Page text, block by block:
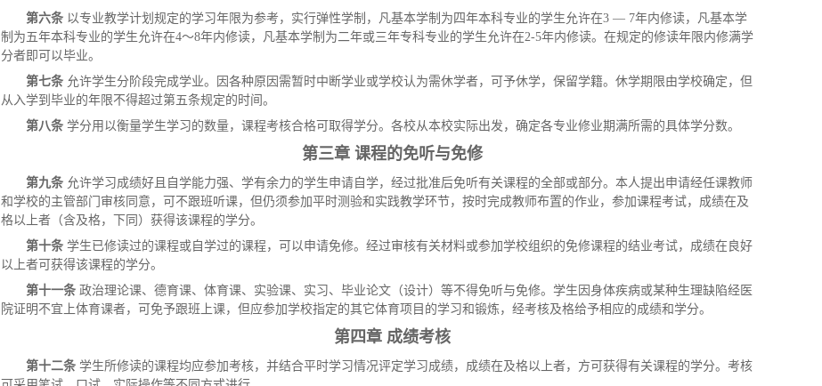
第六条 以专业教学计划规定的学习年限为参考，实行弹性学制，凡基本学制为四年本科专业的学生允许在3 — 7年内修读，凡基本学
制为五年本科专业的学生允许在4〜8年内修读，凡基本学制为二年或三年专科专业的学生允许在2-5年内修读。在规定的修读年限内修满学
分者即可以毕业。
第七条 允许学生分阶段完成学业。因各种原因需暂时中断学业或学校认为需休学者，可予休学，保留学籍。休学期限由学校确定，但
从入学到毕业的年限不得超过第五条规定的时间。
第八条 学分用以衡量学生学习的数量，课程考核合格可取得学分。各校从本校实际出发，确定各专业修业期满所需的具体学分数。
第三章 课程的免听与免修
第九条 允许学习成绩好且自学能力强、学有余力的学生申请自学，经过批准后免听有关课程的全部或部分。本人提出申请经任课教师
和学校的主管部门审核同意，可不跟班听课，但仍须参加平时测验和实践教学环节，按时完成教师布置的作业，参加课程考试，成绩在及
格以上者（含及格，下同）获得该课程的学分。
第十条 学生已修读过的课程或自学过的课程，可以申请免修。经过审核有关材料或参加学校组织的免修课程的结业考试，成绩在良好
以上者可获得该课程的学分。
第十一条 政治理论课、德育课、体育课、实验课、实习、毕业论文（设计）等不得免听与免修。学生因身体疾病或某种生理缺陷经医
院证明不宜上体育课者，可免予跟班上课，但应参加学校指定的其它体育项目的学习和锻炼，经考核及格给予相应的成绩和学分。
第四章 成绩考核
第十二条 学生所修读的课程均应参加考核，并结合平时学习情况评定学习成绩，成绩在及格以上者，方可获得有关课程的学分。考核